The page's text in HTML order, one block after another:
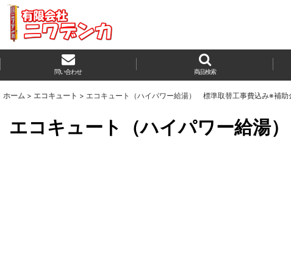
問い合わせ 商品検索
ホーム > エコキュート > エコキュート（ハイパワー給湯） 標準取替工事費込み※補助
エコキュート（ハイパワー給湯